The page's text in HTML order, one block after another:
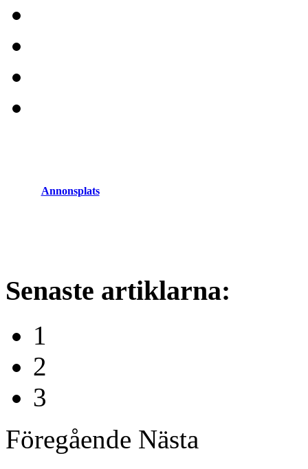
Annonsplats
Senaste artiklarna:
1
2
3
Föregående Nästa